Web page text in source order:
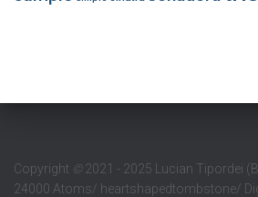
Copyright ©2021 - 2025 Lucian Tipordei
24000 Atoms/ heartshapedtombstone/